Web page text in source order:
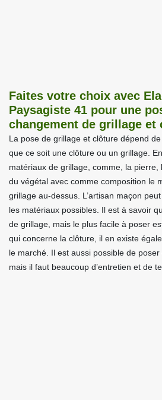
Faites votre choix avec
Paysagiste 41 pour une
changement de grillage et
La pose de grillage et clôture dépend
que ce soit une clôture ou un grillage.
matériaux de grillage, comme, la pierre,
du végétal avec comme composition le
grillage au-dessus. L’artisan maçon
les matériaux possibles. Il est à savoir
de grillage, mais le plus facile à poser
qui concerne la clôture, il en existe
le marché. Il est aussi possible de
mais il faut beaucoup d’entretien et de